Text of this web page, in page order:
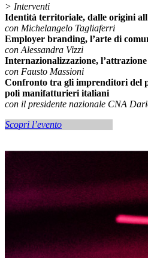
> Interventi
Identità territoriale, dalle origini
con Michelangelo Tagliaferri
Employer branding, l’arte di
con Alessandra Vizzi
Internazionalizzazione,
con Fausto Massioni
Confronto tra gli imprenditori del
poli manifatturieri italiani
con il presidente nazionale CNA
Scopri l’evento